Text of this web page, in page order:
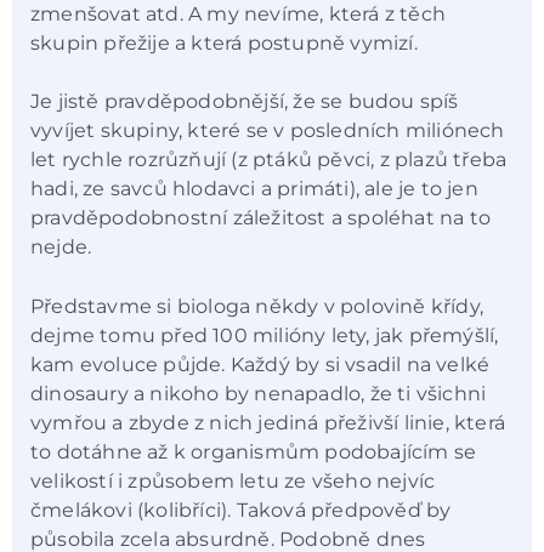
zmenšovat atd. A my nevíme, která z těch
skupin přežije a která postupně vymizí.
Je jistě pravděpodobnější, že se budou spíš
vyvíjet skupiny, které se v posledních miliónech
let rychle rozrůzňují (z ptáků pěvci, z plazů třeba
hadi, ze savců hlodavci a primáti), ale je to jen
pravděpodobnostní záležitost a spoléhat na to
nejde.
Představme si biologa někdy v polovině křídy,
dejme tomu před 100 milióny lety, jak přemýšlí,
kam evoluce půjde. Každý by si vsadil na velké
dinosaury a nikoho by nenapadlo, že ti všichni
vymřou a zbyde z nich jediná přeživší linie, která
to dotáhne až k organismům podobajícím se
velikostí i způsobem letu ze všeho nejvíc
čmelákovi (kolibříci). Taková předpověď by
působila zcela absurdně. Podobně dnes